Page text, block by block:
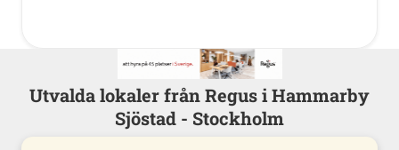
Utvalda lokaler från Regus i Hammarby
Sjöstad - Stockholm